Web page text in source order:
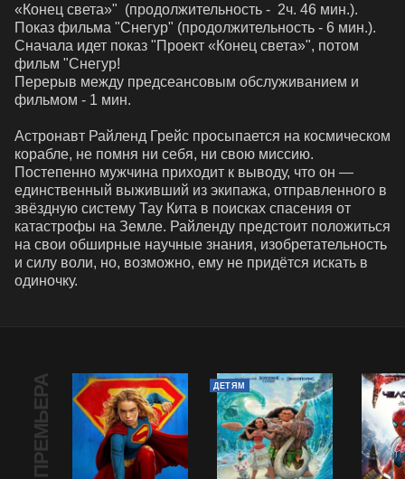
«Конец света»"  (продолжительность -  2ч. 46 мин.).
Показ фильма "Снегур" (продолжительность - 6 мин.).
Сначала идет показ "Проект «Конец света»", потом
фильм "Снегур!
Перерыв между предсеансовым обслуживанием и
фильмом - 1 мин.
Астронавт Райленд Грейс просыпается на космическом
корабле, не помня ни себя, ни свою миссию.
Постепенно мужчина приходит к выводу, что он —
единственный выживший из экипажа, отправленного в
звёздную систему Тау Кита в поисках спасения от
катастрофы на Земле. Райленду предстоит положиться
на свои обширные научные знания, изобретательность
и силу воли, но, возможно, ему не придётся искать в
одиночку.
ПРЕМЬЕРА ДЕТЯМ